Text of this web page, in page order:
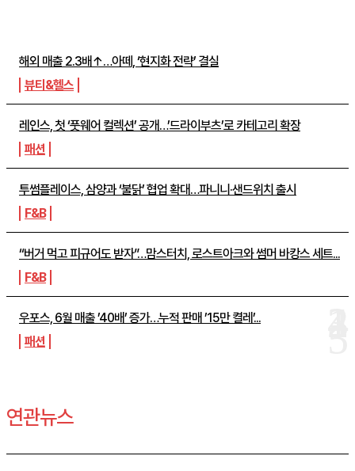
해외 매출 2.3배↑…아떼, ‘현지화 전략’ 결실
뷰티&헬스
레인스, 첫 ‘풋웨어 컬렉션’ 공개…’드라이부츠’로 카테고리 확장
패션
투썸플레이스, 삼양과 ‘불닭’ 협업 확대…파니니·샌드위치 출시
F&B
“버거 먹고 피규어도 받자”…맘스터치, 로스트아크와 썸머 바캉스 세트...
F&B
우포스, 6월 매출 ’40배’ 증가…누적 판매 ’15만 켤레’...
패션
연관뉴스